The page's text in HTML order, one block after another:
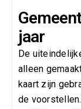
jaar
De
alleen
kaart zijn
de